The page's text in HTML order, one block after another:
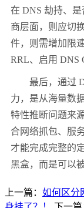
在 DNS 劫持、
商层面，则应切
件，则需增加限
RRL、启用 DNS
最后，通过
力，是从海量数
特性推断问题来
合网络抓包、服
才能完成完整的
黑盒，而是可以
上一篇： 如何区分